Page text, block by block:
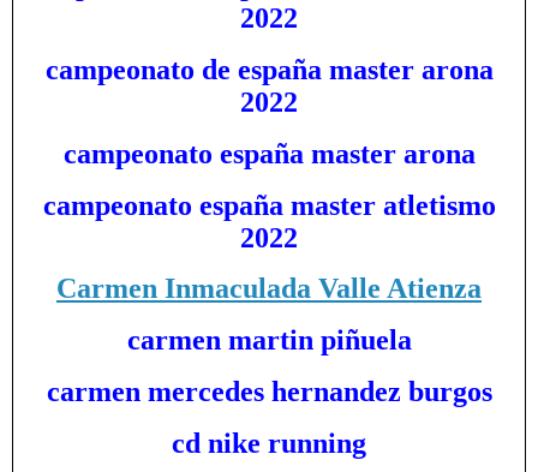
2022
campeonato de españa master arona
2022
campeonato españa master arona
campeonato españa master atletismo
2022
Carmen Inmaculada Valle Atienza
carmen martin piñuela
carmen mercedes hernandez burgos
cd nike running